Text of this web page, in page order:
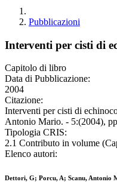
Pubblicazioni
Interventi per cisti di
Capitolo di libro
Data di Pubblicazione:
2004
Citazione:
Interventi per cisti di
Antonio Mario. - 5:(2004),
Tipologia CRIS:
2.1 Contributo in volume
Elenco autori:
Dettori, G; Porcu, A; Scanu, Antonio